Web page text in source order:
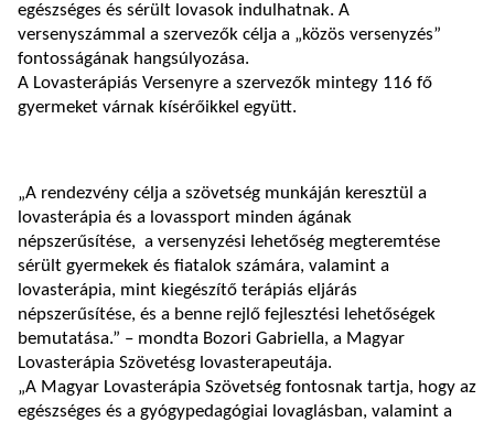
egészséges és sérült lovasok indulhatnak. A
versenyszámmal a szervezők célja a „közös versenyzés”
fontosságának hangsúlyozása.
A Lovasterápiás Versenyre a szervezők mintegy 116 fő
gyermeket várnak kísérőikkel együtt.
„A rendezvény célja a szövetség munkáján keresztül a
lovasterápia és a lovassport minden ágának
népszerűsítése, a versenyzési lehetőség megteremtése
sérült gyermekek és fiatalok számára, valamint a
lovasterápia, mint kiegészítő terápiás eljárás
népszerűsítése, és a benne rejlő fejlesztési lehetőségek
bemutatása.” – mondta Bozori Gabriella, a Magyar
Lovasterápia Szövetésg lovasterapeutája.
„A Magyar Lovasterápia Szövetség fontosnak tartja, hogy az
egészséges és a gyógypedagógiai lovaglásban, valamint a